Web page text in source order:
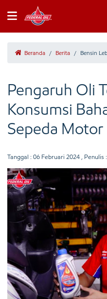
Beranda / Berita / Bensin
Pengaruh Oli
Konsumsi
Sepeda Motor
Tanggal : 06 Februari 2024 , Penulis